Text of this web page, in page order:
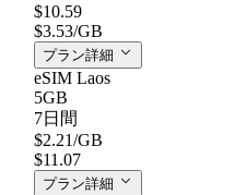
$10.59
$3.53/GB
プラン詳細
eSIM Laos
5GB
7日間
$2.21/GB
$11.07
プラン詳細